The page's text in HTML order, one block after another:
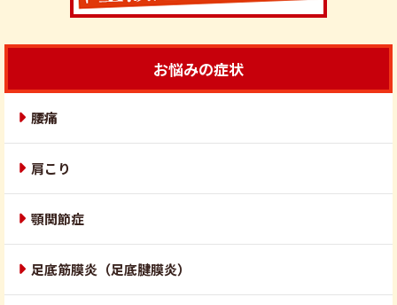
お悩みの症状
腰痛
肩こり
顎関節症
足底筋膜炎（足底腱膜炎）